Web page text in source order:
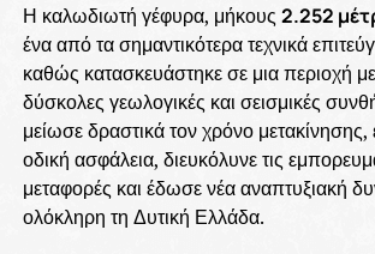
Η καλωδιωτή γέφυρα, μήκους 2.252
ένα από τα σημαντικότερα τεχνικά
καθώς κατασκευάστηκε σε μια περιοχή με
δύσκολες γεωλογικές και σεισμικές
μείωσε δραστικά τον χρόνο μετακίνησης,
οδική ασφάλεια, διευκόλυνε τις
μεταφορές και έδωσε νέα αναπτυξιακή
ολόκληρη τη Δυτική Ελλάδα.